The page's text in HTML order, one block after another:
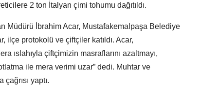
2 ton İtalyan çimi tohumu dağıtıldı.
Müdürü İbrahim Acar, Mustafakemalpaşa Belediye
ilçe protokolü ve çiftçiler katıldı. Acar,
ıslahıyla çiftçimizin masraflarını azaltmayı,
ile mera verimi uzar” dedi. Muhtar ve
yaptı.